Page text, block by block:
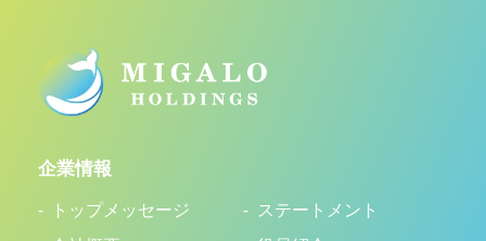
企業情報
トップメッセージ
ステートメント